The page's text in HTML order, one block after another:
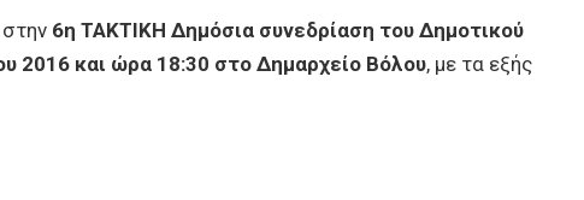
6η ΤΑΚΤΙΚΗ Δημόσια συνεδρίαση του Δημοτικού
2016 και ώρα 18:30 στο Δημαρχείο Βόλου, με τα εξής